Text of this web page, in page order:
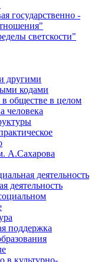
государственно -
светскости"
другими
кодами
обществе в целом
человека
А.Сахарова
деятельность
деятельность
поддержка